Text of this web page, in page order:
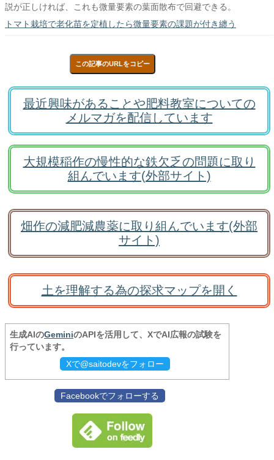
説が正しければ、これも微量要素の葉面散布で回避できる。
トマト栽培で老化苗を定植したら微量要素の課題が付き纏う
この記事のURLをコピー
最近興味があることや肥料教室についての
メルマガを配信しています
大規模稲作の慢性的な鉄欠乏の問題に取り
組んでいます(外部サイト)
畑作の減肥減農薬に取り組んでいます(外部
サイト)
土を理解する為の探求マップを開く
生成AIのGeminiのAPIを活用して、XでAI広報の試験を
行っています。
Xで@saitodevをフォロー
Facebookでフォローする